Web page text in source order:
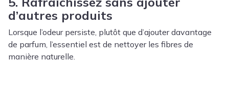
d’autres produits
Lorsque l’odeur persiste, plutôt que d’ajouter davantage
de parfum, l’essentiel est de nettoyer les fibres de
manière naturelle.